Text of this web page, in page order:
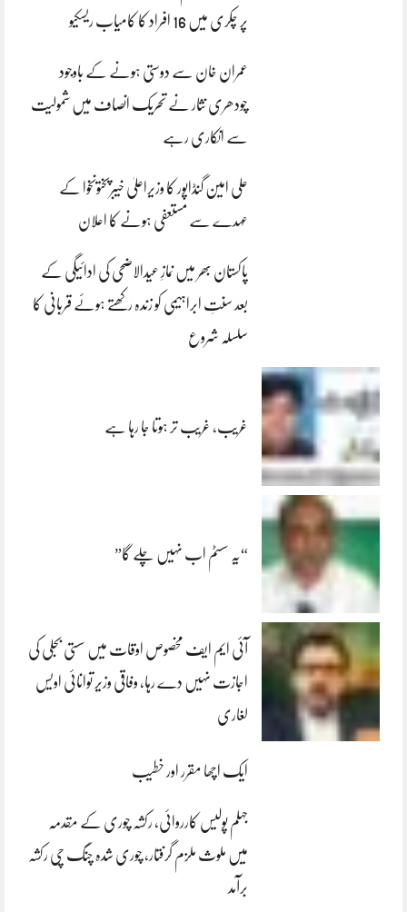
پر چکری میں 16 افراد کا کامیاب ریسکیو
عمران خان سے دوستی ہونے کے باوجود
چودھری نثار نے تحریک انصاف میں شمولیت
سے انکاری رہے
علی امین گنڈاپور کا وزیراعلیٰ خیبرپختونخوا کے
عہدے سے مستعفی ہونے کا اعلان
پاکستان بھر میں نمازِ عیدالاضحی کی ادائیگی کے
بعد سنتِ ابراہیمی کو زندہ رکھتے ہوئے قربانی کا
سلسلہ شروع
غریب، غریب تر ہوتا جا رہا ہے
“یہ سسٹم اب نہیں چلے گا”
آئی ایم ایف مخصوص اوقات میں سستی بجلی کی
اجازت نہیں دے رہا، وفاقی وزیر توانائی اویس
لغاری
ایک اچھا مقرر اور خطیب
جہلم پولیس کارروائی، رکشہ چوری کے مقدمہ
میں ملوث ملزم گرفتار، چوری شدہ چنگ چی رکشہ
برآمد